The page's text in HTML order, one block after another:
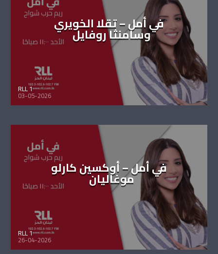
في أمل – تقلا الخويري
وسامنثا روفايل
RLL 1
03-05-2026
في أمل – أوكسين كارلو
موغاليان
RLL 1
26-04-2026